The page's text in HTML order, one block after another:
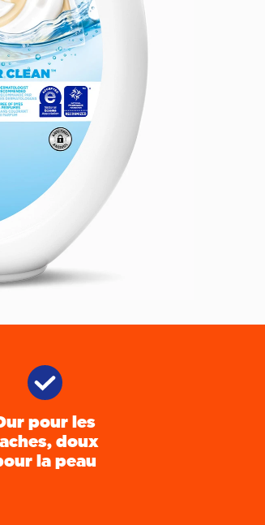
pour les
doux
la peau